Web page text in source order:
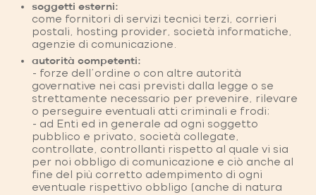
soggetti esterni:
come fornitori di servizi tecnici terzi, corrieri
postali, hosting provider, società informatiche,
agenzie di comunicazione.
autorità competenti:
- forze dell’ordine o con altre autorità
governative nei casi previsti dalla legge o se
strettamente necessario per prevenire, rilevare
o perseguire eventuali atti criminali e frodi;
- ad Enti ed in generale ad ogni soggetto
pubblico e privato, società collegate,
controllate, controllanti rispetto al quale vi sia
per noi obbligo di comunicazione e ciò anche al
fine del più corretto adempimento di ogni
eventuale rispettivo obbligo (anche di natura